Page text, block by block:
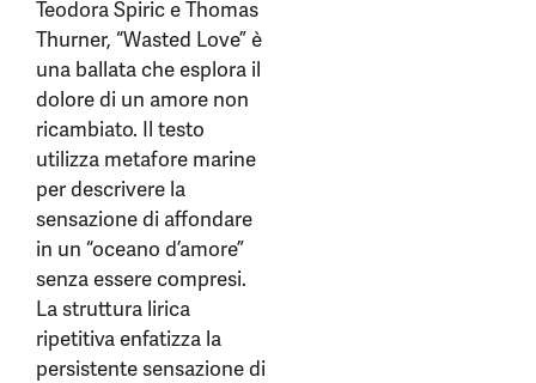
Teodora Spiric e Thomas
Thurner, “Wasted Love” è
una ballata che esplora il
dolore di un amore non
ricambiato. Il testo
utilizza metafore marine
per descrivere la
sensazione di affondare
in un “oceano d’amore”
senza essere compresi.
La struttura lirica
ripetitiva enfatizza la
persistente sensazione di